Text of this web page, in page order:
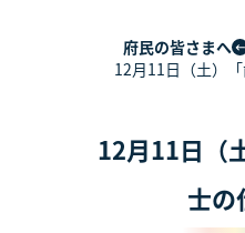
府民の皆さまへ
12月11日（土）「
12月11日（
士の